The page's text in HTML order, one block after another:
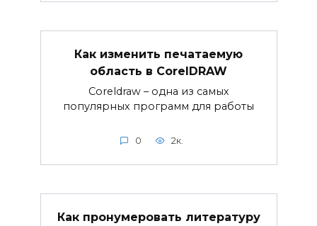
Как изменить печатаемую
область в CorelDRAW
Coreldraw – одна из самых
популярных программ для работы
0 2к.
Как пронумеровать литературу